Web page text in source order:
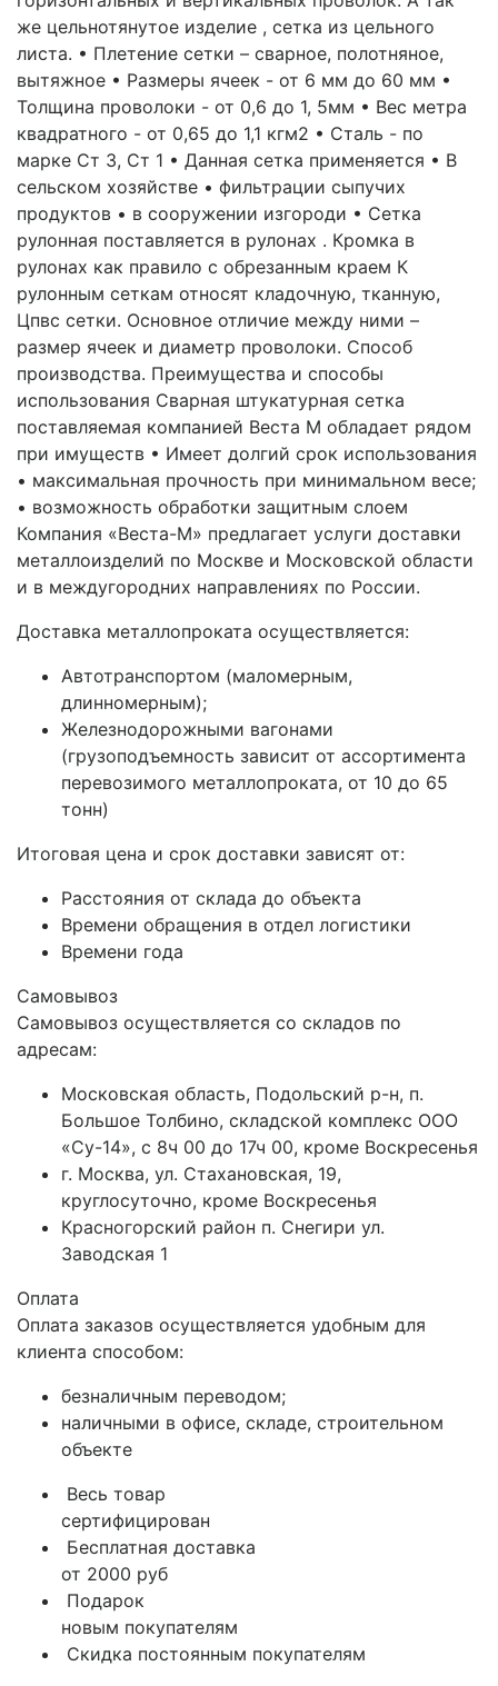
же цельнотянутое изделие , сетка из цельного
листа. • Плетение сетки – сварное, полотняное,
вытяжное • Размеры ячеек - от 6 мм до 60 мм •
Толщина проволоки - от 0,6 до 1, 5мм • Вес метра
квадратного - от 0,65 до 1,1 кгм2 • Сталь - по
марке Ст 3, Ст 1 • Данная сетка применяется • В
сельском хозяйстве • фильтрации сыпучих
продуктов • в сооружении изгороди • Сетка
рулонная поставляется в рулонах . Кромка в
рулонах как правило с обрезанным краем К
рулонным сеткам относят кладочную, тканную,
Цпвс сетки. Основное отличие между ними –
размер ячеек и диаметр проволоки. Способ
производства. Преимущества и способы
использования Сварная штукатурная сетка
поставляемая компанией Веста М обладает рядом
при имуществ • Имеет долгий срок использования
• максимальная прочность при минимальном весе;
• возможность обработки защитным слоем
Компания «Веста-М» предлагает услуги доставки
металлоизделий по Москве и Московской области
и в междугородних направлениях по России.
Доставка металлопроката осуществляется:
Автотранспортом (маломерным,
длинномерным);
Железнодорожными вагонами
(грузоподъемность зависит от ассортимента
перевозимого металлопроката, от 10 до 65
тонн)
Итоговая цена и срок доставки зависят от:
Расстояния от склада до объекта
Времени обращения в отдел логистики
Времени года
Самовывоз
Самовывоз осуществляется со складов по
адресам:
Московская область, Подольский р-н, п.
Большое Толбино, складской комплекс ООО
«Су-14», с 8ч 00 до 17ч 00, кроме Воскресенья
г. Москва, ул. Стахановская, 19,
круглосуточно, кроме Воскресенья
Красногорский район п. Снегири ул.
Заводская 1
Оплата
Оплата заказов осуществляется удобным для
клиента способом:
безналичным переводом;
наличными в офисе, складе, строительном
объекте
Весь товар
сертифицирован
Бесплатная доставка
от 2000 руб
Подарок
новым покупателям
Скидка постоянным покупателям